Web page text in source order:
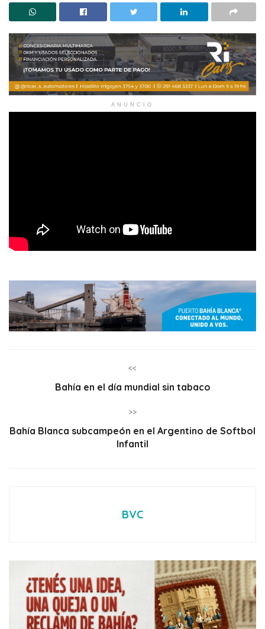
ANUNCIO
<<
Bahía en el día mundial sin tabaco
>>
Bahía Blanca subcampeón en el Argentino de Softbol
Infantil
BVC